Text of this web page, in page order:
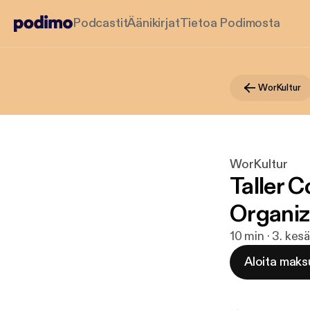
PodcastitÄänikirjatTietoa Podimosta
WorKultur
WorKultur
Taller
10 min · 3.
Aloita